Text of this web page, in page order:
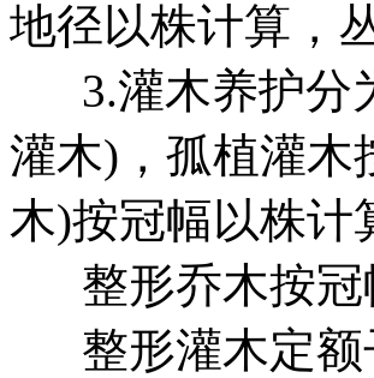
地径以株计算，
3.灌木养护分
灌木)，孤植灌木
木)按冠幅以株计
整形乔木按冠
整形灌木定额